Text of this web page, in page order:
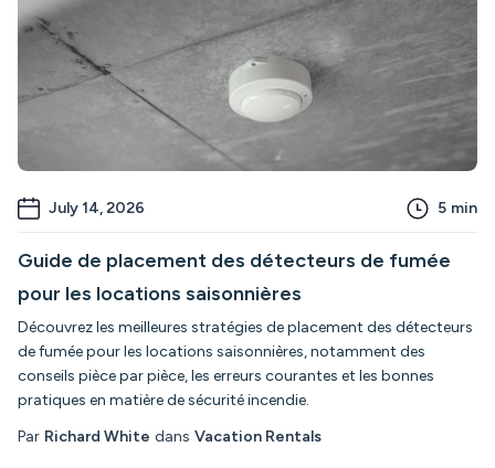
July 14, 2026 5 min
Guide de placement des détecteurs de fumée
pour les locations saisonnières
Découvrez les meilleures stratégies de placement des détecteurs
de fumée pour les locations saisonnières, notamment des
conseils pièce par pièce, les erreurs courantes et les bonnes
pratiques en matière de sécurité incendie.
Par Richard White dans Vacation Rentals